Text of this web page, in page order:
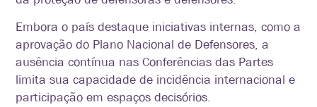
Embora o país destaque iniciativas internas, como a
aprovação do Plano Nacional de Defensores, a
ausência contínua nas Conferências das Partes
limita sua capacidade de incidência internacional e
participação em espaços decisórios.